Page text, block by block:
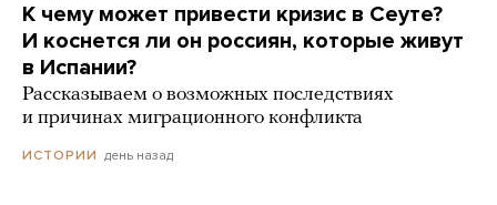
К чему может привести кризис в Сеуте?
И коснется ли он россиян, которые живут
в Испании?
Рассказываем о возможных последствиях
и причинах миграционного конфликта
ИСТОРИИ день назад